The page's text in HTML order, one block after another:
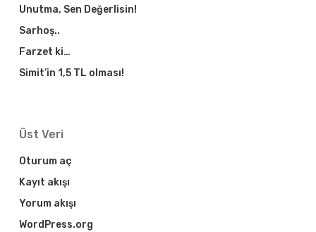
Unutma, Sen Değerlisin!
Sarhoş..
Farzet ki…
Simit’in 1,5 TL olması!
Üst Veri
Oturum aç
Kayıt akışı
Yorum akışı
WordPress.org